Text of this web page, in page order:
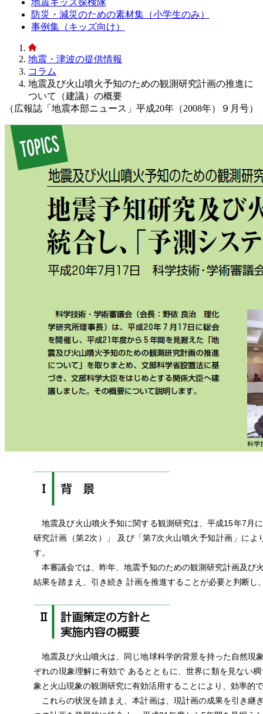
地震キッズ探検隊
防災・減災のための素材集（小学生のみ）
事例集（キッズ向け）
地震・津波の提供情報
コラム
地震及び火山噴火予知のための観測研究計画の推進に
ついて（建議）の概要
（広報誌「地震本部ニュース」平成20年（2008年）９月号）
地震及び火山噴火予知に関する観測研究は、平成15年7月
研究計画（第2次）」 及び「第7次火山噴火予知計画」に
す。
本審議会では、昨年、地震予知のための観測研究計画及び
結果を踏まえ、引き続き 計画を推進することが必要と判断し
地震及び火山噴火は、同じ地球科学的背景を持った自然現
ぞれの現象理解に有効で あるとともに、世界に類を見ない
象と火山現象の観測研究に有効活用することにより、効率的
これらの状況を踏まえ、本計画は、現計画の成果を引き継